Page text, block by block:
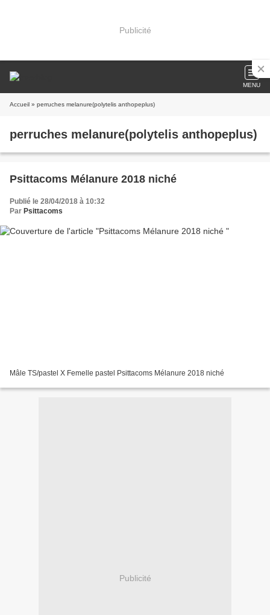
Publicité
MENU
Accueil » perruches melanure(polytelis anthopeplus)
perruches melanure(polytelis anthopeplus)
Psittacoms Mélanure 2018 niché
Publié le 28/04/2018 à 10:32
Par Psittacoms
Mâle TS/pastel X Femelle pastel Psittacoms Mélanure 2018 niché
Publicité